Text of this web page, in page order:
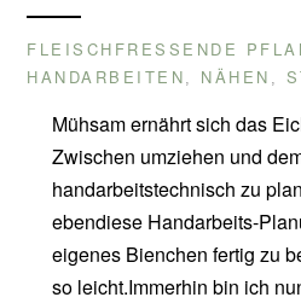
FLEISCHFRESSENDE
HANDARBEITEN NÄHEN
Mühsam ernährt sich das
Zwischen umziehen und
handarbeitstechnisch zu
ebendiese Handarbeits-
eigenes Bienchen fertig zu
so leicht.Immerhin bin ich